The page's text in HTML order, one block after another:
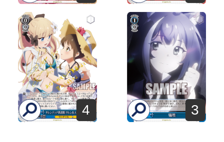
4 3